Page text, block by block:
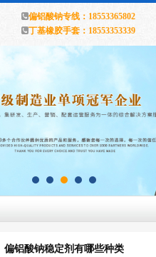
偏铝酸钠专线：18553365802
丁基橡胶手套：18553353339
偏铝酸钠稳定剂有哪些种类